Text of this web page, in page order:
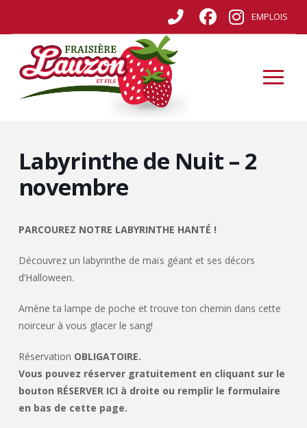
EMPLOIS
Labyrinthe de Nuit – 2
novembre
PARCOUREZ NOTRE LABYRINTHE HANTÉ !
Découvrez un labyrinthe de maïs géant et ses décors
d’Halloween.
Amène ta lampe de poche et trouve ton chemin dans cette
noirceur à vous glacer le sang!
Réservation OBLIGATOIRE.
Vous pouvez réserver gratuitement en cliquant sur le
bouton RÉSERVER ICI à droite ou remplir le formulaire
en bas de cette page.